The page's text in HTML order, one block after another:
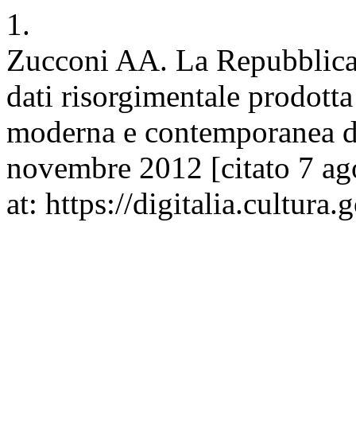
1.
Zucconi AA. La
dati risorgimentale
moderna e
novembre 2012 [citato 7
at: https://